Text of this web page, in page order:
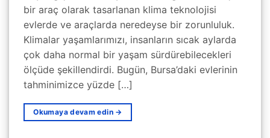
bir araç olarak tasarlanan klima teknolojisi
evlerde ve araçlarda neredeyse bir zorunluluk.
Klimalar yaşamlarımızı, insanların sıcak aylarda
çok daha normal bir yaşam sürdürebilecekleri
ölçüde şekillendirdi. Bugün, Bursa’daki evlerinin
tahminimizce yüzde […]
Okumaya devam edin →